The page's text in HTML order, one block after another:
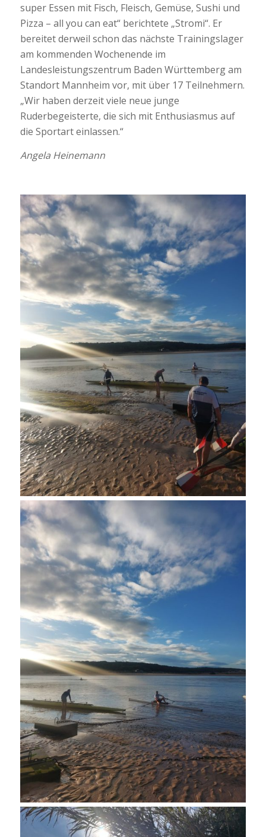
super Essen mit Fisch, Fleisch, Gemüse, Sushi und
Pizza – all you can eat“ berichtete „Stromi“. Er
bereitet derweil schon das nächste Trainingslager
am kommenden Wochenende im
Landesleistungszentrum Baden Württemberg am
Standort Mannheim vor, mit über 17 Teilnehmern.
„Wir haben derzeit viele neue junge
Ruderbegeisterte, die sich mit Enthusiasmus auf
die Sportart einlassen.“
Angela Heinemann